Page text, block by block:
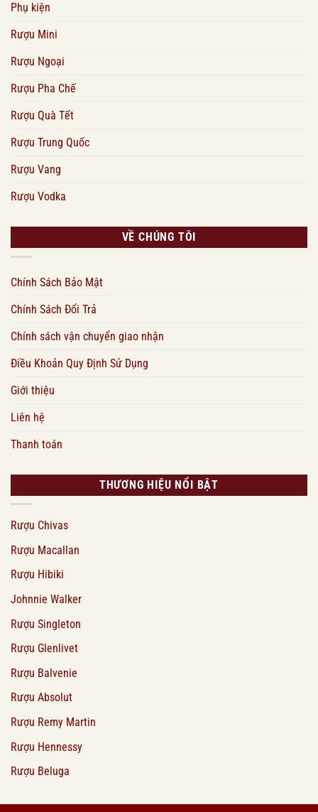
Phụ kiện
Rượu Mini
Rượu Ngoại
Rượu Pha Chế
Rượu Quà Tết
Rượu Trung Quốc
Rượu Vang
Rượu Vodka
VỀ CHÚNG TÔI
Chính Sách Bảo Mật
Chính Sách Đổi Trả
Chính sách vận chuyển giao nhận
Điều Khoản Quy Định Sử Dụng
Giới thiệu
Liên hệ
Thanh toán
THƯƠNG HIỆU NỔI BẬT
Rượu Chivas
Rượu Macallan
Rượu Hibiki
Johnnie Walker
Rượu Singleton
Rượu Glenlivet
Rượu Balvenie
Rượu Absolut
Rượu Remy Martin
Rượu Hennessy
Rượu Beluga